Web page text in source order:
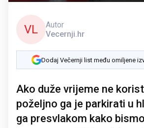
VL
Autor
Vecernji.hr
Dodaj Večernji list među omiljene
Ako duže vrijeme ne
poželjno ga je parkirati u
ga presvlakom kako